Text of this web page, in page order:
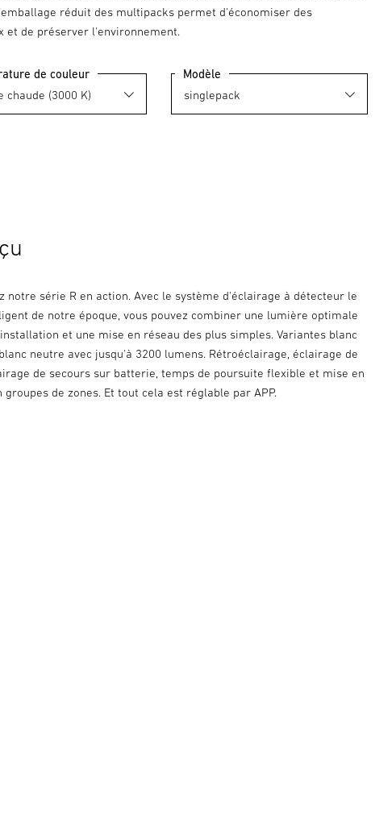
réduit des multipacks permet d'économiser des
et de préserver l'environnement.
de couleur Modèle
notre série R en action. Avec le système d'éclairage à détecteur le
de notre époque, vous pouvez combiner une lumière optimale
et une mise en réseau des plus simples. Variantes blanc
neutre avec jusqu'à 3200 lumens. Rétroéclairage, éclairage de
de secours sur batterie, temps de poursuite flexible et mise en
groupes de zones. Et tout cela est réglable par APP.